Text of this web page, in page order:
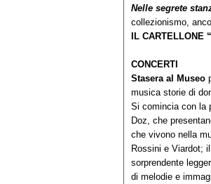
Nelle segrete
collezionismo,
IL CARTELLONE
CONCERTI
Stasera al Museo
musica storie di
Si comincia con la
Doz, che
che vivono nella
Rossini e Viardot;
sorprendente
di melodie e